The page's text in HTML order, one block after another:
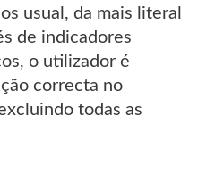
usual, da mais literal
de indicadores
o utilizador é
correcta no
todas as